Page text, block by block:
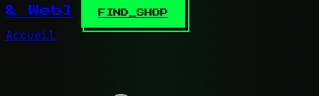
& Web]
FIND_SHOP
Accueil